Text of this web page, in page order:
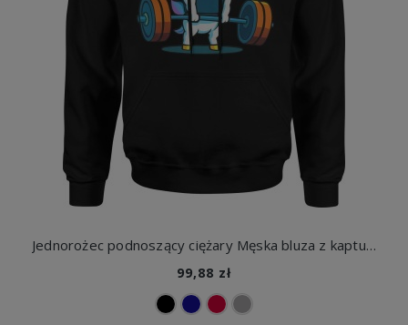
Jednorożec podnoszący ciężary Męska bluza z kapturem
99,88 zł